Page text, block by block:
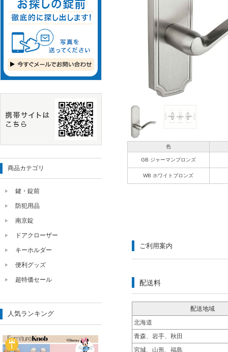
色
GB ジャーマンブロンズ
WB ホワイトブロンズ
ご利用案内
配送料
配送地域
北海道
青森、岩手、秋田
宮城、山形、福島
商品カテゴリ
鍵・錠前
防犯用品
南京錠
ドアクローザー
キーホルダー
便利グッズ
超特価セール
人気ランキング